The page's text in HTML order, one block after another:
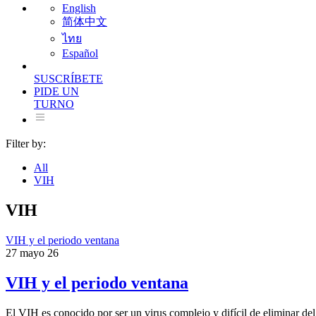
English
简体中文
ไทย
Español
SUSCRÍBETE
PIDE UN
TURNO
Filter by:
All
VIH
VIH
VIH y el periodo ventana
27 mayo 26
VIH y el periodo ventana
El VIH es conocido por ser un virus complejo y difícil de eliminar